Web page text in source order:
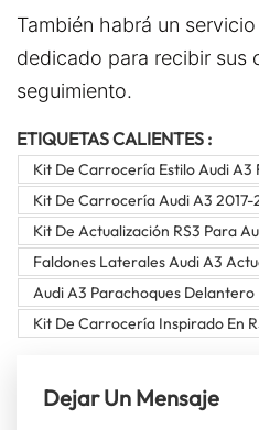
También habrá un
dedicado para recibir sus
seguimiento.
ETIQUETAS CALIENTES :
Kit De Carrocería Estilo Audi A3
Kit De Carrocería Audi A3 2017-
Kit De Actualización RS3 Para
Faldones Laterales Audi A3
Audi A3 Parachoques Delantero
Kit De Carrocería Inspirado En
Dejar Un Mensaje